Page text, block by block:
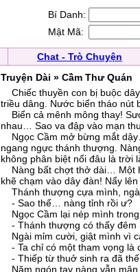
Bí Danh:
Mật Mã:
Chat - Trò Chuyện
Truyện Dài » Cầm Thư Quán
Chiếc thuyền con bị buộc
triều dâng. Nước biển tháo nút
Biển cả mênh mông thay!
nhau… Sao va đập vào mạn
Ngọc Cầm mở bừng mắt
ngang ngực thánh thượng.
không phân biệt nổi đâu là trời
Nàng bất chợt thở dài… Một
khẽ chạm vào dây đàn! Nẩy
Thánh thượng cựa mình,
- Sao thế… nàng tỉnh rồi ư?
Ngọc Cầm lại nép mình trong
- Thánh thượng có thấy đêm
Ngài mỉm cười, giật mình vì
- Ta chỉ có một tham vọng là
- Thiếp từ thuở sinh ra đã
Năm ngón tay nàng vẫn mân